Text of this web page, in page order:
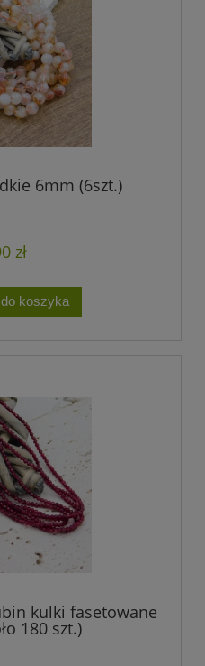
6mm (6szt.)
zł
do koszyka
kulki fasetowane
180 szt.)